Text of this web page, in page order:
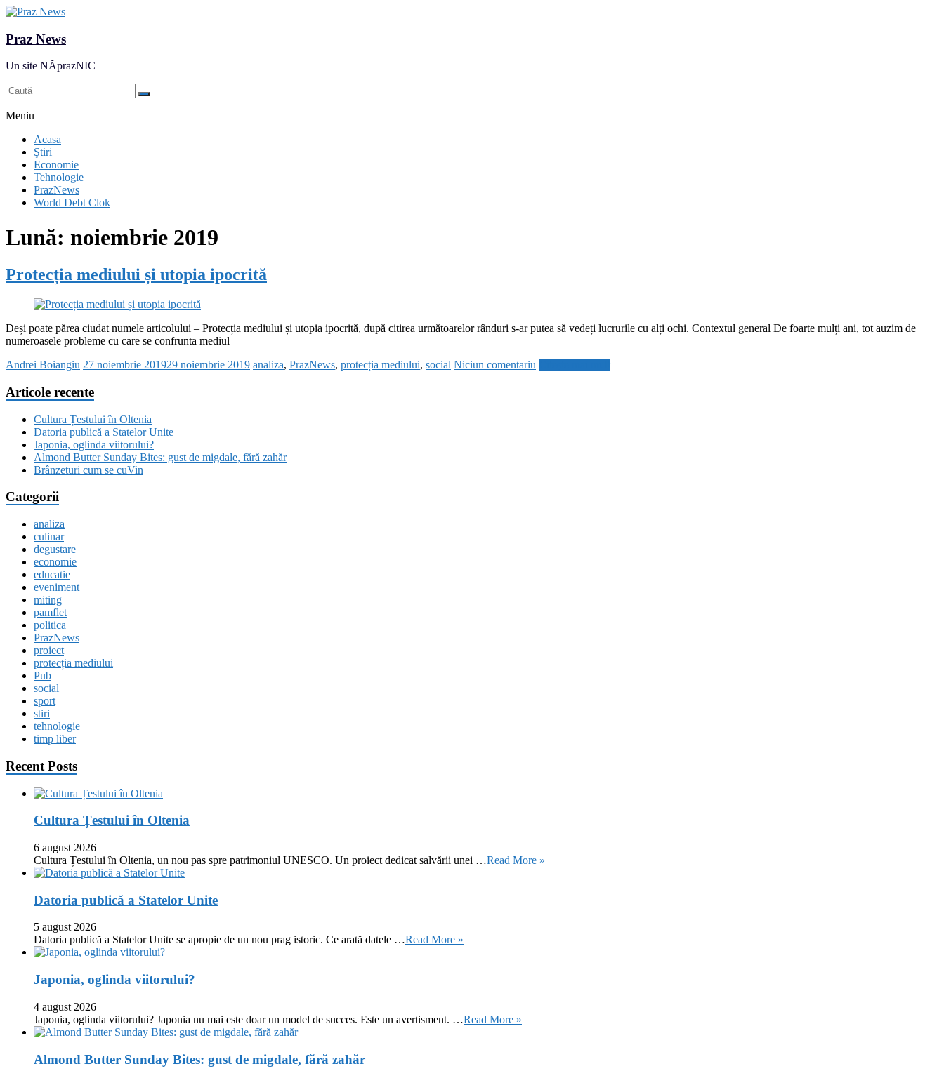
Praz News
Un site NĂprazNIC
Meniu
Acasa
Ştiri
Economie
Tehnologie
PrazNews
World Debt Clok
Lună: noiembrie 2019
Protecția mediului și utopia ipocrită
Deși poate părea ciudat numele articolului – Protecția mediului și utopia ipocrită, după citirea următoarelor rânduri s-ar putea să vedeți lucrurile cu alți ochi. Contextul general De foarte mulți ani, tot auzim de
numeroasele probleme cu care se confrunta mediul
Andrei Boiangiu 27 noiembrie 201929 noiembrie 2019 analiza, PrazNews, protecția mediului, social Niciun comentariu
Articole recente
Cultura Țestului în Oltenia
Datoria publică a Statelor Unite
Japonia, oglinda viitorului?
Almond Butter Sunday Bites: gust de migdale, fără zahăr
Brânzeturi cum se cuVin
Categorii
analiza
culinar
degustare
economie
educatie
eveniment
miting
pamflet
politica
PrazNews
proiect
protecția mediului
Pub
social
sport
stiri
tehnologie
timp liber
Recent Posts
Cultura Țestului în Oltenia
6 august 2026
Cultura Țestului în Oltenia, un nou pas spre patrimoniul UNESCO. Un proiect dedicat salvării unei …Read More »
Datoria publică a Statelor Unite
5 august 2026
Datoria publică a Statelor Unite se apropie de un nou prag istoric. Ce arată datele …Read More »
Japonia, oglinda viitorului?
4 august 2026
Japonia, oglinda viitorului? Japonia nu mai este doar un model de succes. Este un avertisment. …Read More »
Almond Butter Sunday Bites: gust de migdale, fără zahăr